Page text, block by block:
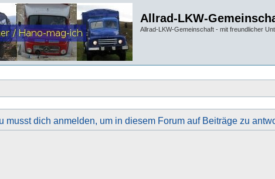
Allrad-LKW-
Allrad-LKW-Gemeinschaft - mit freundlicher
musst dich anmelden, um in diesem Forum auf Beiträge zu